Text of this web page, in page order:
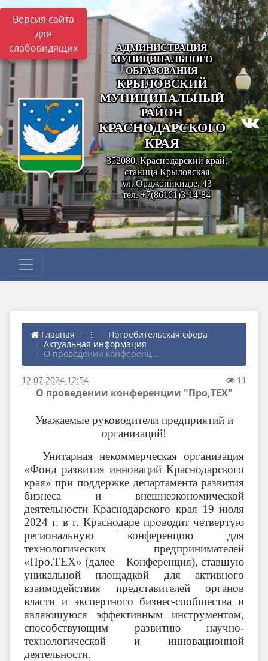
Версия сайта
для
слабовидящих
АДМИНИСТРАЦИЯ
МУНИЦИПАЛЬНОГО
ОБРАЗОВАНИЯ
КРЫЛОВСКИЙ
МУНИЦИПАЛЬНЫЙ
РАЙОН
КРАСНОДАРСКОГО
КРАЯ
352080, Краснодарский край,
станица Крыловская
ул. Орджоникидзе, 43
тел. +7(86161)3-14-84
Главная ⋮
Потребительская сфера
Актуальная информация
О проведении конференц...
12.07.2024 12:54 11
О проведении конференции "Про,ТЕХ"
Уважаемые руководители предприятий и
организаций!
Унитарная некоммерческая организация
«Фонд развития инноваций Краснодарского
края» при поддержке департамента развития
бизнеса и внешнеэкономической
деятельности Краснодарского края 19 июля
2024 г. в г. Краснодаре проводит четвертую
региональную конференцию для
технологических предпринимателей
«Про.ТЕХ» (далее – Конференция), ставшую
уникальной площадкой для активного
взаимодействия представителей органов
власти и экспертного бизнес-сообщества и
являющуюся эффективным инструментом,
способствующим развитию научно-
технологической и инновационной
деятельности.